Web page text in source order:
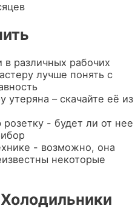
в различных рабочих
лучше понять с
утеряна – скачайте её из
- будет ли от нее
- возможно, она
некоторые